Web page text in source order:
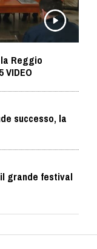
Reggio
successo, la
grande festival